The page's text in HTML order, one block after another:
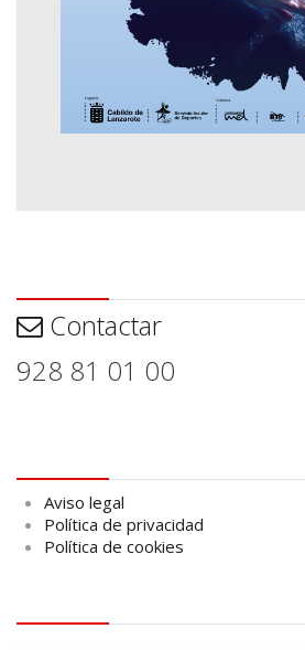
Contactar
928 81 01 00
Aviso legal
Política de privacidad
Política de cookies